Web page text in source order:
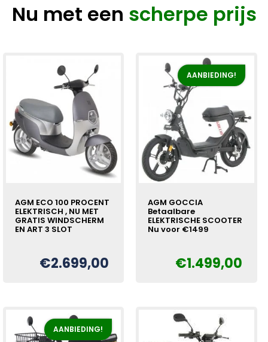
Nu met een scherpe prijs
AGM ECO 100 PROCENT
ELEKTRISCH , NU MET
GRATIS WINDSCHERM
EN ART 3 SLOT
€2.699,00
AANBIEDING!
AGM GOCCIA
Betaalbare
ELEKTRISCHE SCOOTER
Nu voor €1499
Oorspronkelijke
€1.499,00
Huidige
AANBIEDING!